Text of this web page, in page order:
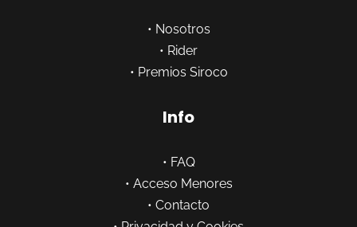
• Nosotros
• Rider
• Premios Siroco
Info
• FAQ
• Acceso Menores
• Contacto